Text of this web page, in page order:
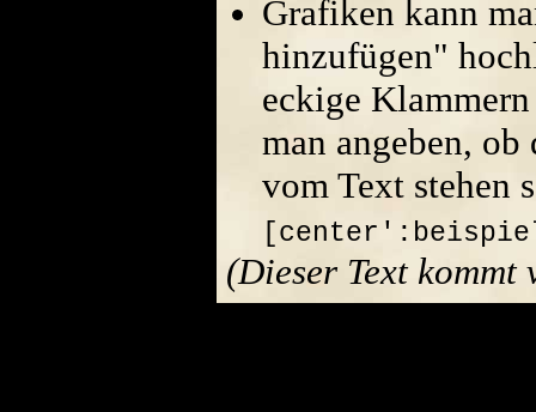
Grafiken kann
hinzufügen"
eckige
man angeben,
vom Text stehen
(Dieser Text kommt